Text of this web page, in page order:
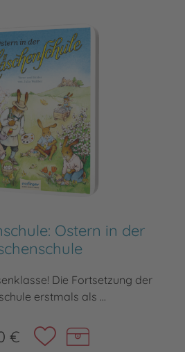
Ostern in der
Die Fortsetzung der
erstmals als ...
€